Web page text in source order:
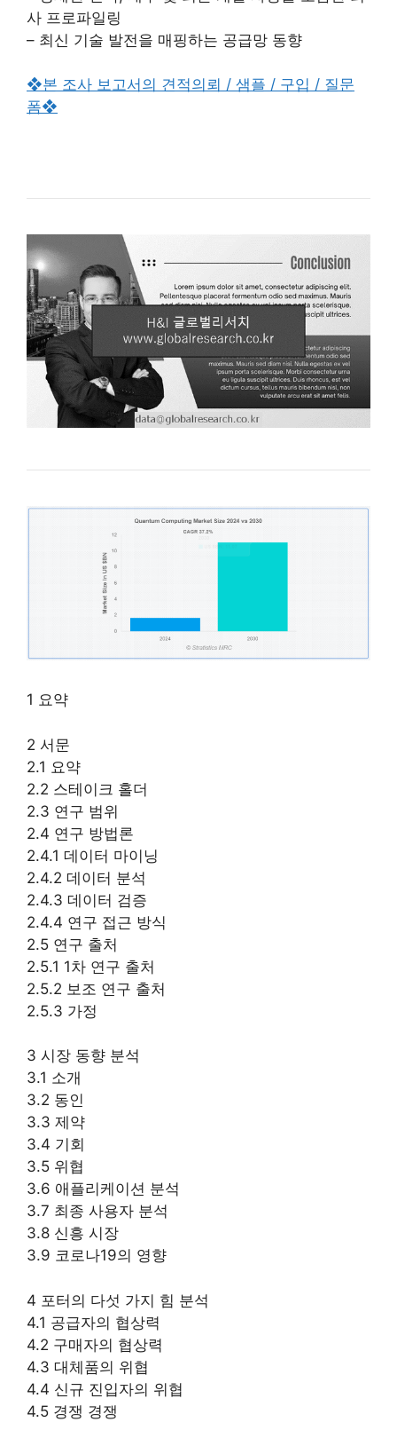
사 프로파일링
– 최신 기술 발전을 매핑하는 공급망 동향
❖본 조사 보고서의 견적의뢰 / 샘플 / 구입 / 질문
폼❖
1 요약
2 서문
2.1 요약
2.2 스테이크 홀더
2.3 연구 범위
2.4 연구 방법론
2.4.1 데이터 마이닝
2.4.2 데이터 분석
2.4.3 데이터 검증
2.4.4 연구 접근 방식
2.5 연구 출처
2.5.1 1차 연구 출처
2.5.2 보조 연구 출처
2.5.3 가정
3 시장 동향 분석
3.1 소개
3.2 동인
3.3 제약
3.4 기회
3.5 위협
3.6 애플리케이션 분석
3.7 최종 사용자 분석
3.8 신흥 시장
3.9 코로나19의 영향
4 포터의 다섯 가지 힘 분석
4.1 공급자의 협상력
4.2 구매자의 협상력
4.3 대체품의 위협
4.4 신규 진입자의 위협
4.5 경쟁 경쟁